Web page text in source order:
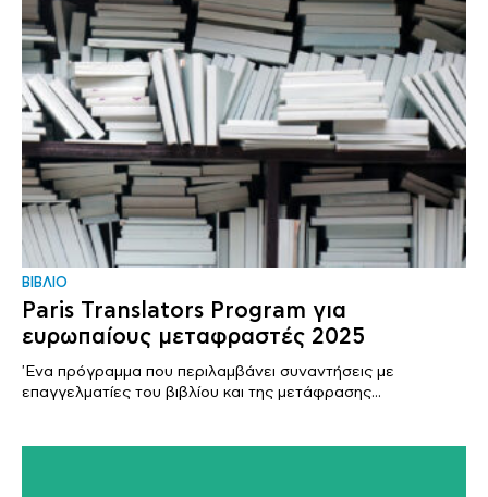
ΒΙΒΛΙΟ
Paris Translators Program για
ευρωπαίους μεταφραστές 2025
'Ενα πρόγραμμα που περιλαμβάνει συναντήσεις με
επαγγελματίες του βιβλίου και της μετάφρασης...